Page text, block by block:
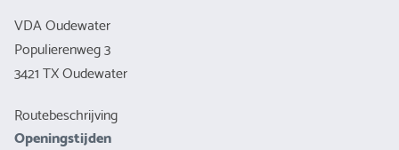
VDA Oudewater
Populierenweg 3
3421 TX Oudewater
Routebeschrijving
Openingstijden